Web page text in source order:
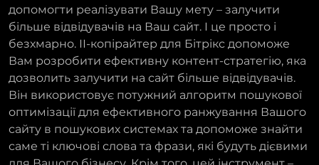
допомогти реалізувати Вашу мету – залучити
більше відвідувачів на Ваш сайт. І це просто і
безхмарно. ІІ-копірайтер для Бітрікс допоможе
Вам розробити ефективну контент-стратегію, яка
дозволить залучити на сайт більше відвідувачів.
Він використовує потужний алгоритм пошукової
оптимізації для ефективного ранжування Вашого
сайту в пошукових системах та допоможе знайти
саме ті ключові слова та фрази, які будуть дієвими